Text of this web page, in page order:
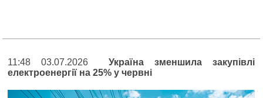
11:48 03.07.2026Україна зменшила закупівлі
електроенергії на 25% у червні